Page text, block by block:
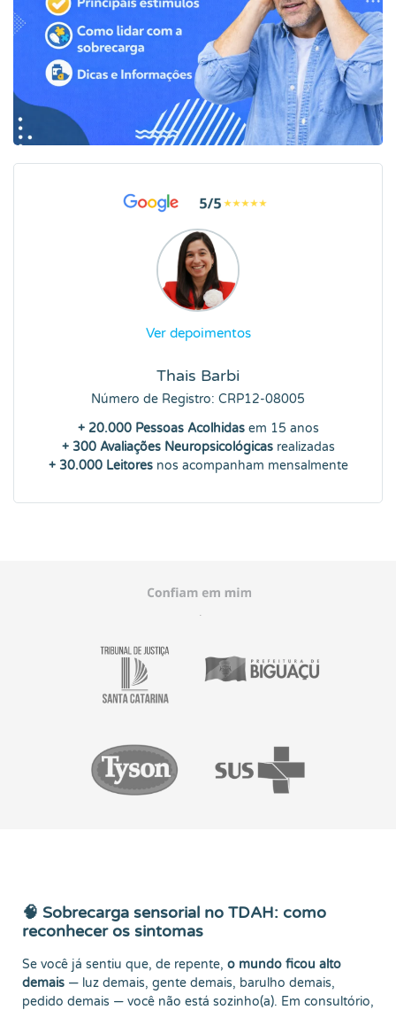
Ver depoimentos
Thais Barbi
Número de Registro: CRP12-08005
+ 20.000 Pessoas Acolhidas em 15 anos
+ 300 Avaliações Neuropsicológicasrealizadas
+ 30.000 Leitoresnos acompanham mensalmente
🧠 Sobrecarga sensorial no TDAH: como
reconhecer os sintomas
Se você já sentiu que, de repente, o mundo ficou alto
demais — luz demais, gente demais, barulho demais,
pedido demais — você não está sozinho(a). Em consultório,